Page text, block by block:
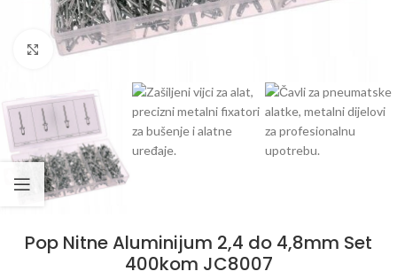
Klikni da uvećaš
Pop Nitne Aluminijum 2,4 do 4,8mm Set
400kom JC8007